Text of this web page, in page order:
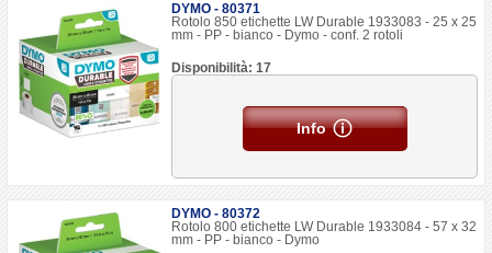
DYMO - 80371
Rotolo 850 etichette LW Durable 1933083 - 25 x 25
mm - PP - bianco - Dymo - conf. 2 rotoli
Disponibilità: 17
Info
DYMO - 80372
Rotolo 800 etichette LW Durable 1933084 - 57 x 32
mm - PP - bianco - Dymo